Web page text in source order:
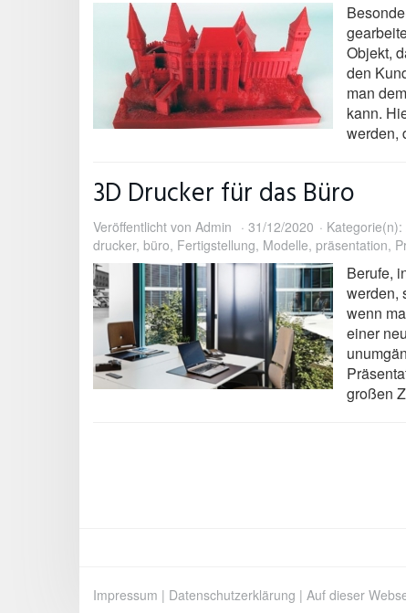
Objekt,
den
man
kann.
werden,
3D Drucker für das Büro
Veröffentlicht von Admin 31/12/2020 Kategorie(n):
drucker, büro, Fertigstellung, Modelle, präsentation,
Berufe,
werden,
wenn
einer
großen
Impressum | Datenschutzerklärung | Auf dieser